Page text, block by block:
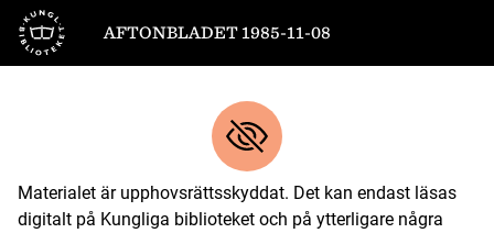
Till startsidan
AFTONBLADET 1985-11-08
Materialet är upphovsrättsskyddat. Det kan endast läsas
digitalt på Kungliga biblioteket och på ytterligare några